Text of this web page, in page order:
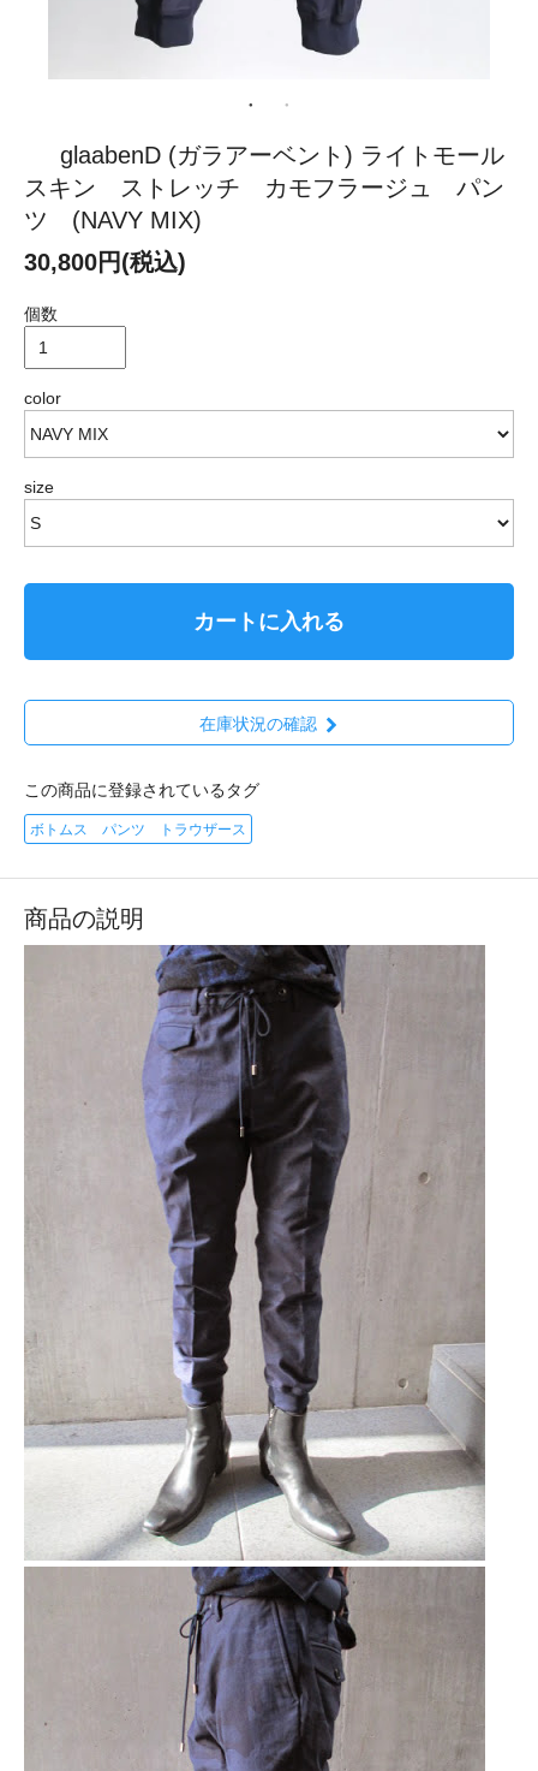
glaabenD (ガラアーベント) ライトモール
スキン ストレッチ カモフラージュ パン
ツ (NAVY MIX)
30,800円(税込)
個数
color
size
カートに入れる
在庫状況の確認
この商品に登録されているタグ
ボトムス パンツ トラウザース
商品の説明